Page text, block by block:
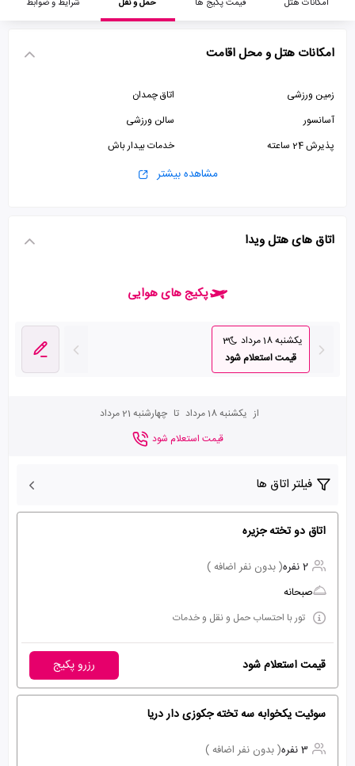
امکانات هتل و محل اقامت
زمین ورزشی
اتاق چمدان
آسانسور
سالن ورزشی
پذیرش 24 ساعته
خدمات بیدار باش
استخر برای میهمانان مقیم رایگانمشاهده بیشتر
اتاق های هتل ویدا
پکیج های هوایی
یکشنبه 18 مرداد
3
قیمت استعلام شود
از یکشنبه 18 مرداد تا چهارشنبه 21 مرداد
قیمت استعلام شود
فیلتر اتاق ها
اتاق دو تخته جزیره
2 نفره
( بدون نفر اضافه )
صبحانه
تور با احتساب حمل و نقل و خدمات
قیمت استعلام شود رزرو پکیج
سوئیت یکخوابه سه تخته جکوزی دار دریا
3 نفره
( بدون نفر اضافه )